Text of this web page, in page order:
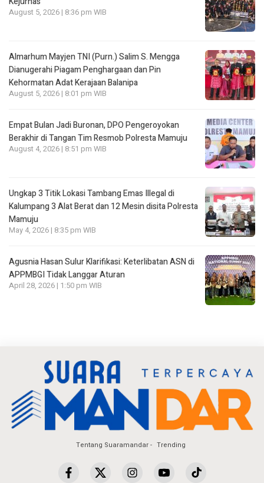
August 5, 2026 | 8:36 pm WIB
Almarhum Mayjen TNI (Purn.) Salim S. Mengga
Dianugerahi Piagam Penghargaan dan Pin
Kehormatan Adat Kerajaan Balanipa
August 5, 2026 | 8:01 pm WIB
Empat Bulan Jadi Buronan, DPO Pengeroyokan
Berakhir di Tangan Tim Resmob Polresta Mamuju
August 4, 2026 | 8:51 pm WIB
Ungkap 3 Titik Lokasi Tambang Emas Illegal di
Kalumpang 3 Alat Berat dan 12 Mesin disita Polresta
Mamuju
May 4, 2026 | 8:35 pm WIB
Agusnia Hasan Sulur Klarifikasi: Keterlibatan ASN di
APPMBGI Tidak Langgar Aturan
April 28, 2026 | 1:50 pm WIB
Tentang Suaramandar Trending